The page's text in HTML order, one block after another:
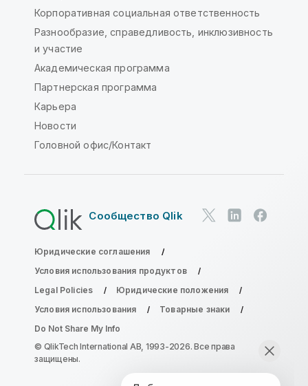
Корпоративная социальная ответственность
Разнообразие, справедливость, инклюзивность
и участие
Академическая программа
Партнерская программа
Карьера
Новости
Головной офис/Контакт
Сообщество Qlik
Юридические соглашения
Условия использования продуктов
Legal Policies
Юридические положения
Условия использования
Товарные знаки
Do Not Share My Info
© QlikTech International AB, 1993-2026. Все права
защищены.